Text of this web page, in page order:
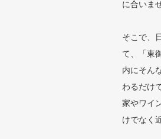
に合いま
そこで、
て、「東
内にそん
わるだけ
家やワイ
けでなく